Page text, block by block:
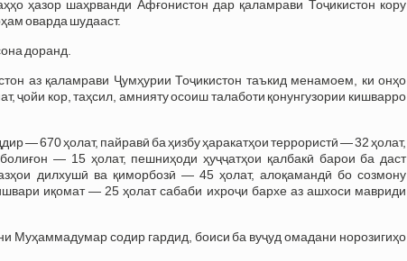
ҳазор шаҳрванди Афғонистон дар қаламрави Тоҷикистон кору
оварда шудааст.
доранд.
аз қаламрави Ҷумҳурии Тоҷикистон таъкид менамоем, ки онҳо
ҷойи кор, таҳсил, амнияту осоиш талаботи қонунгузории кишварро
— 670 ҳолат, пайравӣ ба ҳизбу ҳаракатҳои террористӣ — 32 ҳолат,
— 15 ҳолат, пешниҳоди ҳуҷҷатҳои қалбакӣ барои ба даст
дилхушӣ ва қиморбозӣ — 45 ҳолат, алоқамандӣ бо созмону
иқомат — 25 ҳолат сабаби ихроҷи бархе аз ашхоси мавриди
Муҳаммадумар содир гардид, боиси ба вуҷуд омадани норозигиҳо